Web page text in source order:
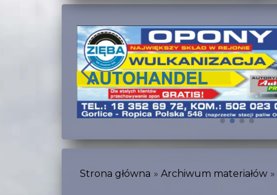
Strona główna Archiwum materiałów